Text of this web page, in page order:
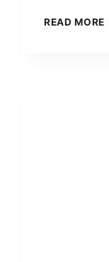
READ MORE